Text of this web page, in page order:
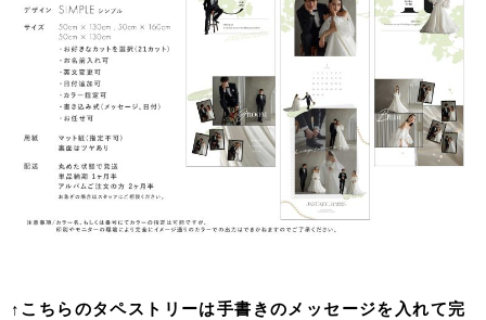
↑こちらのタペストリーは手書きのメッセージを入れて完